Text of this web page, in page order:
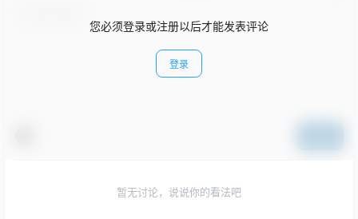
您必须登录或注册以后才能发表评论
登录
暂无讨论，说说你的看法吧